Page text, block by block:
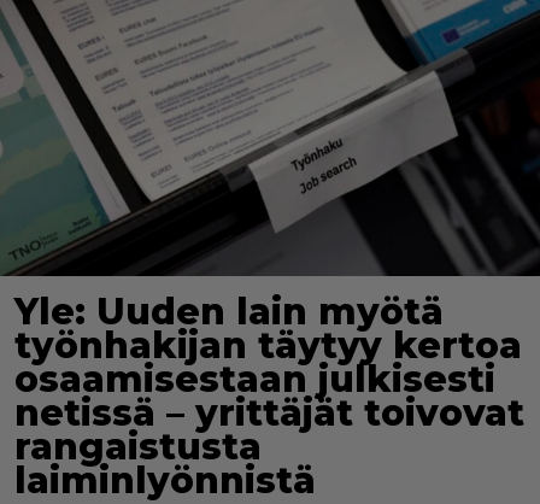
Yle: Uuden lain myötä
työnhakijan täytyy kertoa
osaamisestaan julkisesti
netissä – yrittäjät toivovat
rangaistusta
laiminlyönnistä